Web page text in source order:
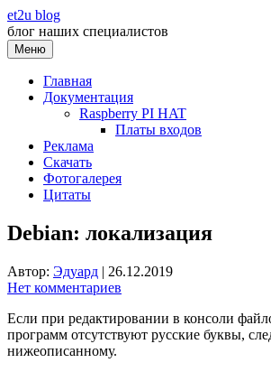
Перейти
к
содержимому
et2u blog
блог наших специалистов
Меню
Главная
Документация
Raspberry PI HAT
Платы входов
Реклама
Скачать
Фотогалерея
Цитаты
Debian: локализация
Автор: Эдуард | 26.12.2019
Нет комментариев
Если при редактировании в консоли
программ отсутствуют русские буквы,
нижеописанному.